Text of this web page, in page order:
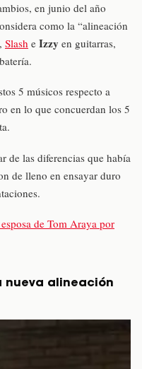
en junio del año
como la “alineación
Slash e Izzy en guitarras,
5 músicos respecto a
en lo que concuerdan los 5
de las diferencias que había
de lleno en ensayar duro
de Tom Araya por
nueva alineación